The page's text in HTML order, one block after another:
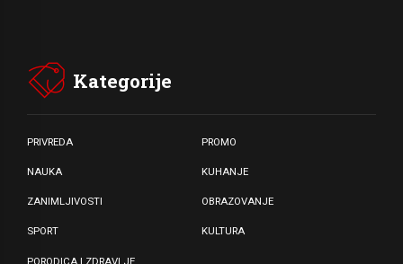
Kategorije
PRIVREDA PROMO
NAUKA KUHANJE
ZANIMLJIVOSTI OBRAZOVANJE
SPORT KULTURA
PORODICA I ZDRAVLJE